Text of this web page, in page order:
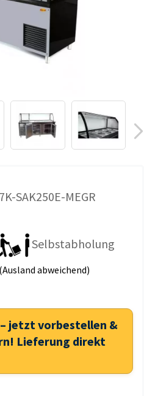
7K-SAK250E-MEGR
Selbstabholung
(Ausland abweichend)
jetzt vorbestellen &
Lieferung direkt